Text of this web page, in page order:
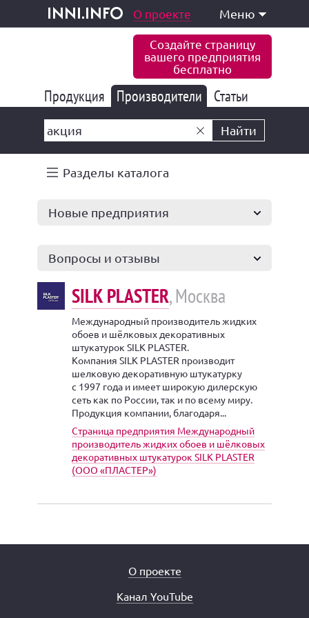
inni.info
и услуги О проекте Меню
Создайте страницу
вашего предприятия
бесплатно
Продукция 177 847
Производители 6 777
Статьи
Найти
Разделы каталога
Новые предприятия
Вопросы и отзывы
SILK PLASTER, Москва
Международный производитель жидких
обоев и шёлковых декоративных
штукатурок SILK PLASTER.
Компания SILK PLASTER производит
шелковую декоративную штукатурку
с 1997 года и имеет широкую дилерскую
сеть как по России, так и по всему миру.
Продукция компании, благодаря...
Страница предприятия Международный
производитель жидких обоев и шёлковых
декоративных штукатурок SILK PLASTER
(ООО «ПЛАСТЕР»)
О проекте
Канал YouTube